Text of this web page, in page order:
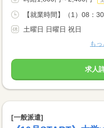
【就業時間】（1）08：
土曜日 日曜日 祝日
も
求人
[一般派遣]